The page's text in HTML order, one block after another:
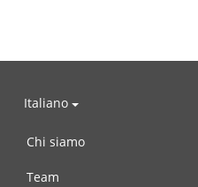
Italiano
Chi siamo
Team